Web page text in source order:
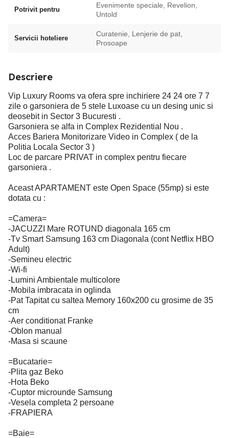
Potrivit pentru
Evenimente speciale, Revelion,
Untold
Servicii hoteliere
Curatenie, Lenjerie de pat,
Prosoape
Descriere
Vip Luxury Rooms va ofera spre inchiriere 24 24 ore 7 7
zile o garsoniera de 5 stele Luxoase cu un desing unic si
deosebit in Sector 3 Bucuresti .
Garsoniera se alfa in Complex Rezidential Nou .
Acces Bariera Monitorizare Video in Complex ( de la
Politia Locala Sector 3 )
Loc de parcare PRIVAT in complex pentru fiecare
garsoniera .
Aceast APARTAMENT este Open Space (55mp) si este
dotata cu :
=Camera=
-JACUZZI Mare ROTUND diagonala 165 cm
-Tv Smart Samsung 163 cm Diagonala (cont Netflix HBO
Adult)
-Semineu electric
-Wi-fi
-Lumini Ambientale multicolore
-Mobila imbracata in oglinda
-Pat Tapitat cu saltea Memory 160x200 cu grosime de 35
cm
-Aer conditionat Franke
-Oblon manual
-Masa si scaune
=Bucatarie=
-Plita gaz Beko
-Hota Beko
-Cuptor microunde Samsung
-Vesela completa 2 persoane
-FRAPIERA
=Baie=